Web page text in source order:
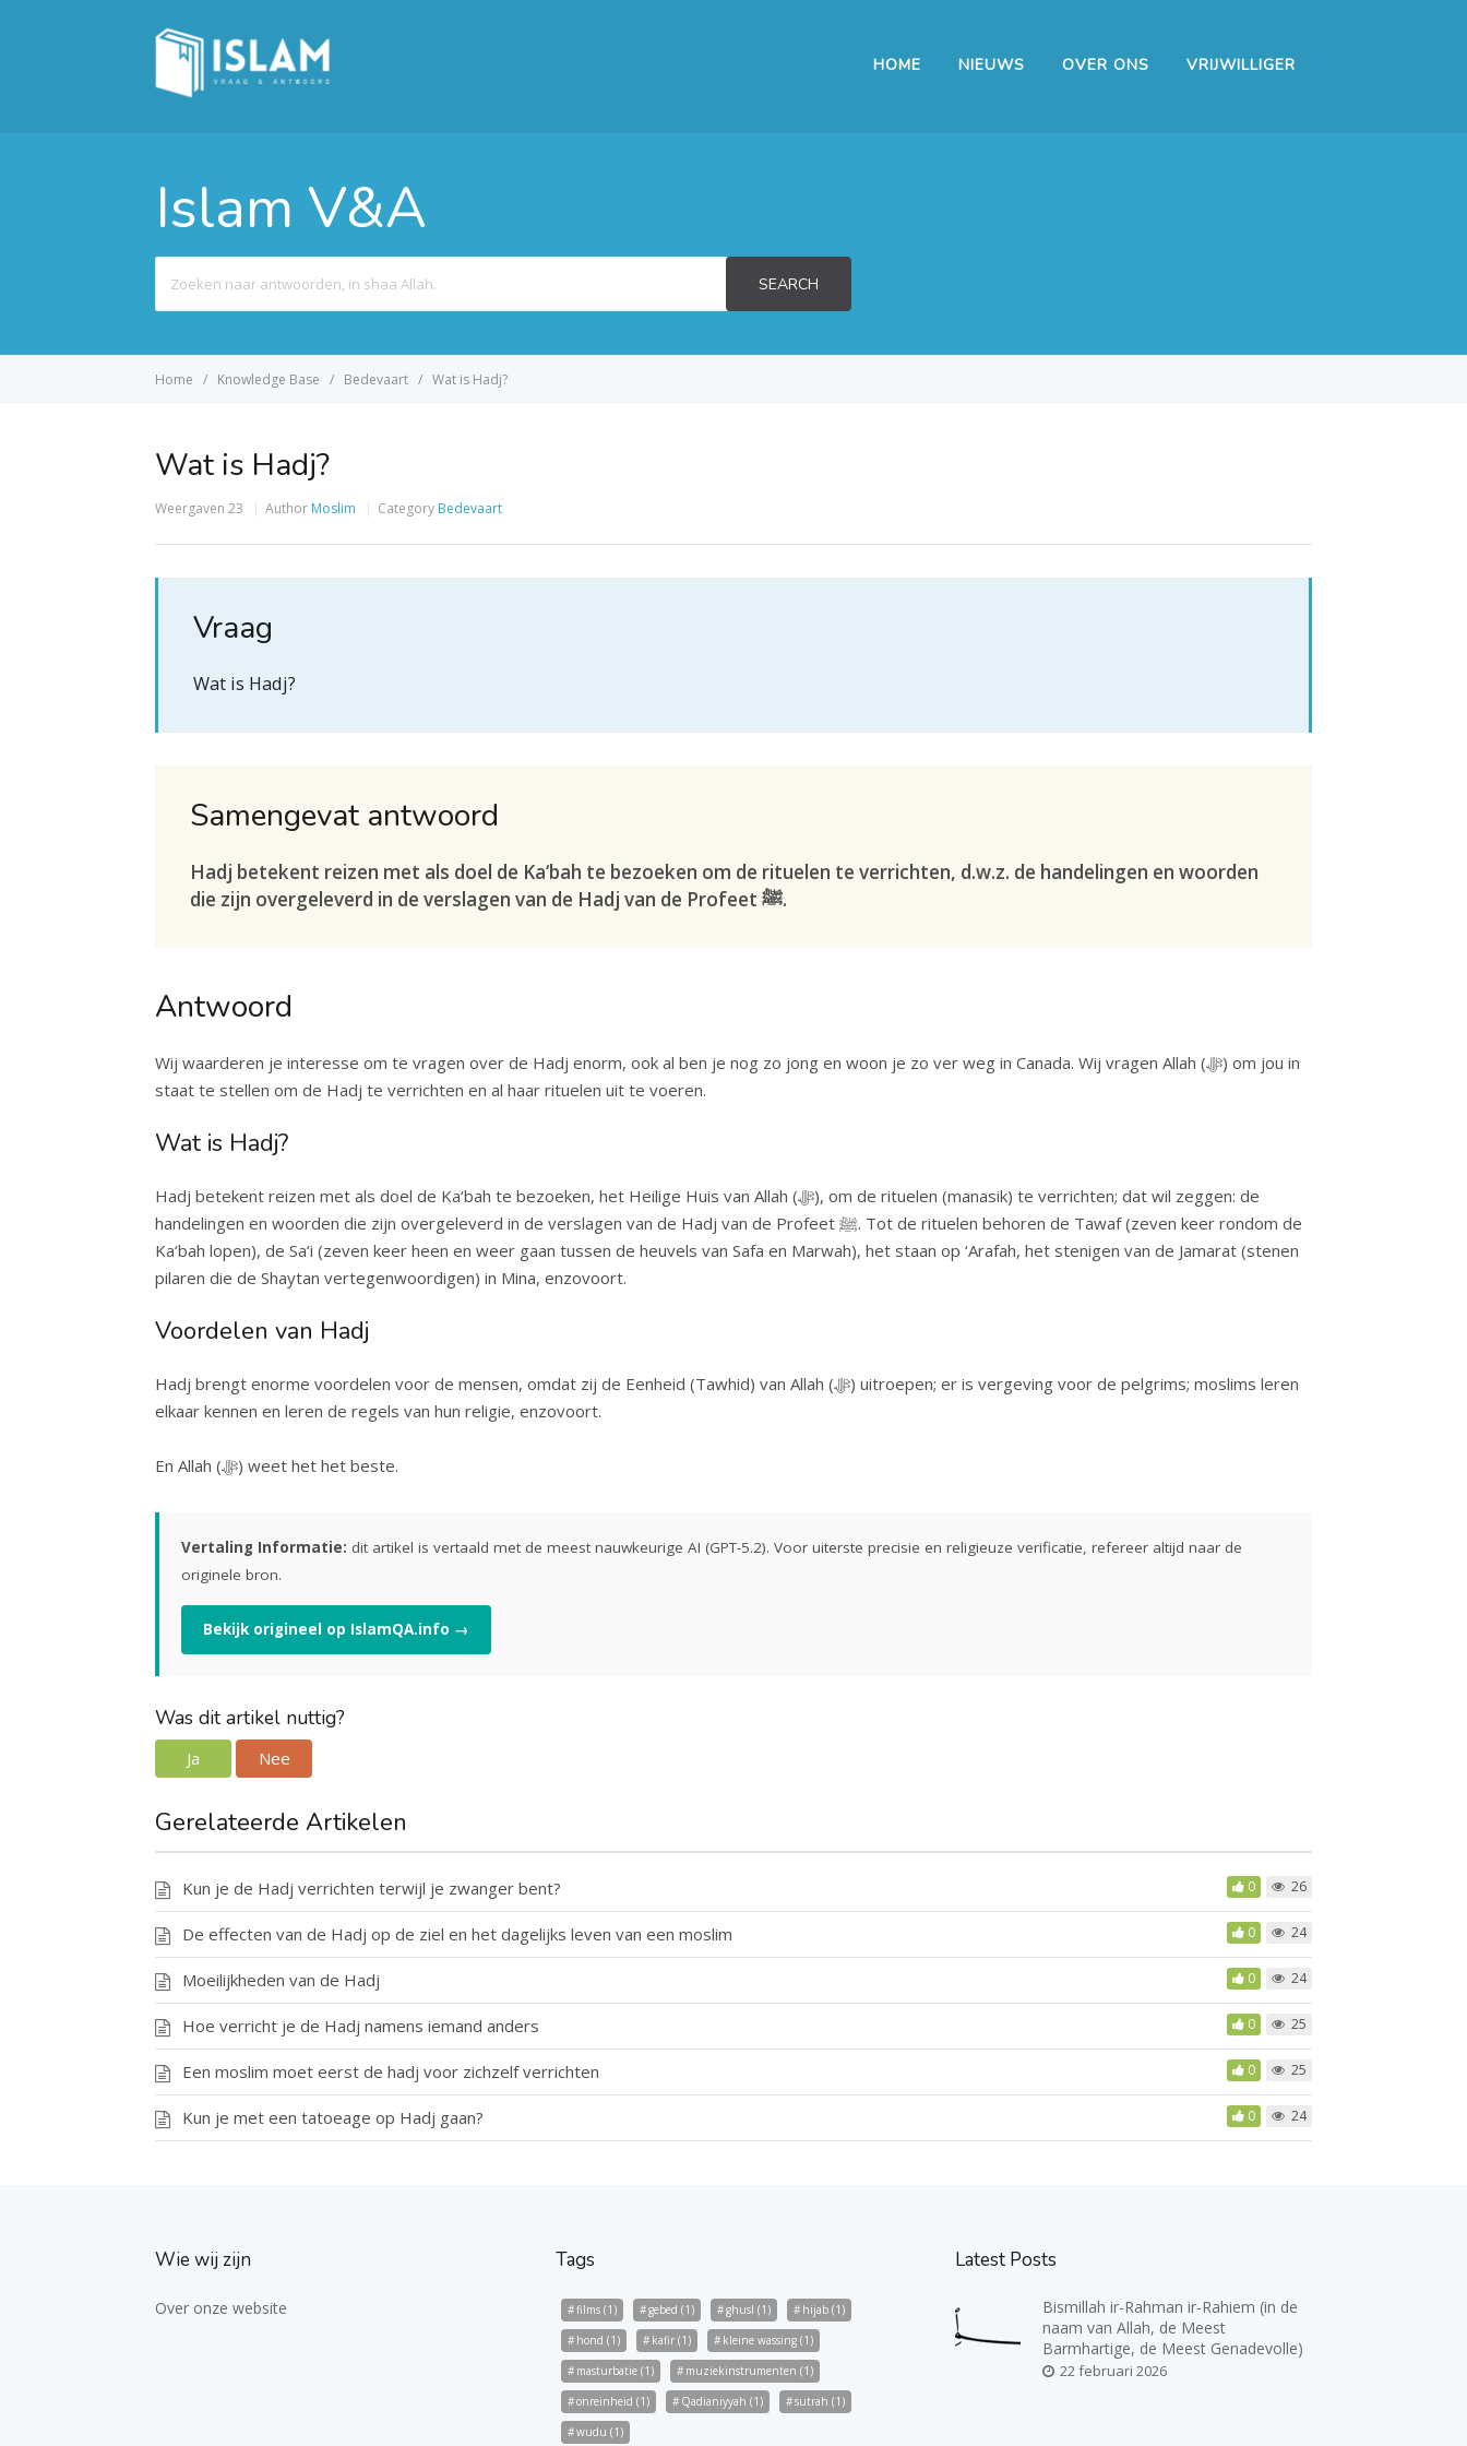
HOME NIEUWS OVER ONS VRIJWILLIGER
Islam V&A
For
SEARCH
Home Knowledge Base Bedevaart Wat is Hadj?
Wat is Hadj?
Weergaven 23 Author Moslim Category Bedevaart
Vraag
Wat is Hadj?
Samengevat antwoord
Hadj betekent reizen met als doel de Ka‘bah te bezoeken om de rituelen te verrichten, d.w.z. de handelingen en woorden
die zijn overgeleverd in de verslagen van de Hadj van de Profeet ﷺ.
Antwoord
Wij waarderen je interesse om te vragen over de Hadj enorm, ook al ben je nog zo jong en woon je zo ver weg in Canada. Wij vragen Allah (ﷻ) om jou in
staat te stellen om de Hadj te verrichten en al haar rituelen uit te voeren.
Wat is Hadj?
Hadj betekent reizen met als doel de Ka‘bah te bezoeken, het Heilige Huis van Allah (ﷻ), om de rituelen (manasik) te verrichten; dat wil zeggen: de
handelingen en woorden die zijn overgeleverd in de verslagen van de Hadj van de Profeet ﷺ. Tot de rituelen behoren de Tawaf (zeven keer rondom de
Ka‘bah lopen), de Sa‘i (zeven keer heen en weer gaan tussen de heuvels van Safa en Marwah), het staan op ‘Arafah, het stenigen van de Jamarat (stenen
pilaren die de Shaytan vertegenwoordigen) in Mina, enzovoort.
Voordelen van Hadj
Hadj brengt enorme voordelen voor de mensen, omdat zij de Eenheid (Tawhid) van Allah (ﷻ) uitroepen; er is vergeving voor de pelgrims; moslims leren
elkaar kennen en leren de regels van hun religie, enzovoort.
En Allah (ﷻ) weet het het beste.
Vertaling Informatie: dit artikel is vertaald met de meest nauwkeurige AI (GPT-5.2). Voor uiterste precisie en religieuze verificatie, refereer altijd naar de
originele bron.
Bekijk origineel op IslamQA.info →
Was dit artikel nuttig?
Ja Nee
Gerelateerde Artikelen
Kun je de Hadj verrichten terwijl je zwanger bent? 0 26
De effecten van de Hadj op de ziel en het dagelijks leven van een moslim 0 24
Moeilijkheden van de Hadj 0 24
Hoe verricht je de Hadj namens iemand anders 0 25
Een moslim moet eerst de hadj voor zichzelf verrichten 0 25
Kun je met een tatoeage op Hadj gaan? 0 24
Wie wij zijn
Over onze website
Tags
films(1) gebed (1) ghusl (1) hijab(1)
hond (1) kafir(1) kleine wassing(1)
masturbatie(1) muziekinstrumenten (1)
onreinheid (1) Qadianiyyah (1) sutrah (1)
wudu (1)
Latest Posts
Bismillah ir-Rahman ir-Rahiem (in de
naam van Allah, de Meest
Barmhartige, de Meest Genadevolle)
22 februari 2026